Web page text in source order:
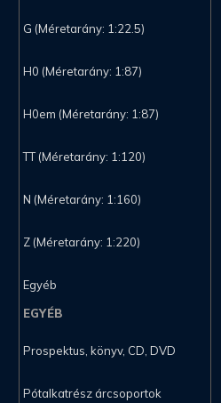
G (Méretarány: 1:22.5)
H0 (Méretarány: 1:87)
H0em (Méretarány: 1:87)
TT (Méretarány: 1:120)
N (Méretarány: 1:160)
Z (Méretarány: 1:220)
Egyéb
EGYÉB
Prospektus, könyv, CD, DVD
Pótalkatrész árcsoportok